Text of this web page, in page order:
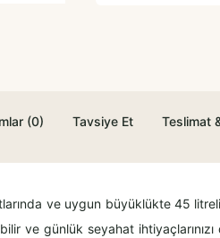
(0) Tavsiye Et Teslimat
ve uygun büyüklükte 45
ve günlük seyahat